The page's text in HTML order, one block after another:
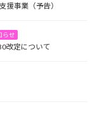
援事業（予告）
らせ
改定について